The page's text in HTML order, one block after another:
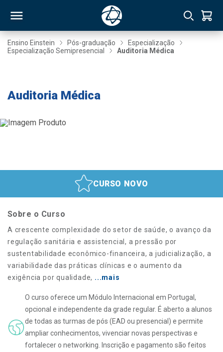
Ensino Einstein Pós-graduação
Especialização
Especialização Semipresencial
Auditoria Médica
Auditoria Médica
CURSO NOVO
Sobre o Curso
A crescente complexidade do setor de saúde, o avanço da
regulação sanitária e assistencial, a pressão por
sustentabilidade econômico-financeira, a judicialização, a
variabilidade das práticas clínicas e o aumento da
exigência por qualidade, ...mais
O curso oferece um Módulo Internacional em Portugal,
opcional e independente da grade regular. É aberto a alunos
de todas as turmas de pós (EAD ou presencial) e permite
ampliar conhecimentos, vivenciar novas perspectivas e
fortalecer o networking. Inscrição e pagamento são feitos